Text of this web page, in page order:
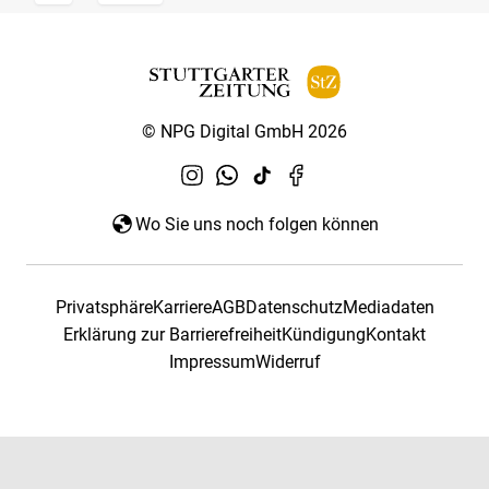
© NPG Digital GmbH 2026
Wo Sie uns noch folgen können
PrivatsphäreKarriereAGBDatenschutzMediadaten
Erklärung zur BarrierefreiheitKündigungKontakt
ImpressumWiderruf